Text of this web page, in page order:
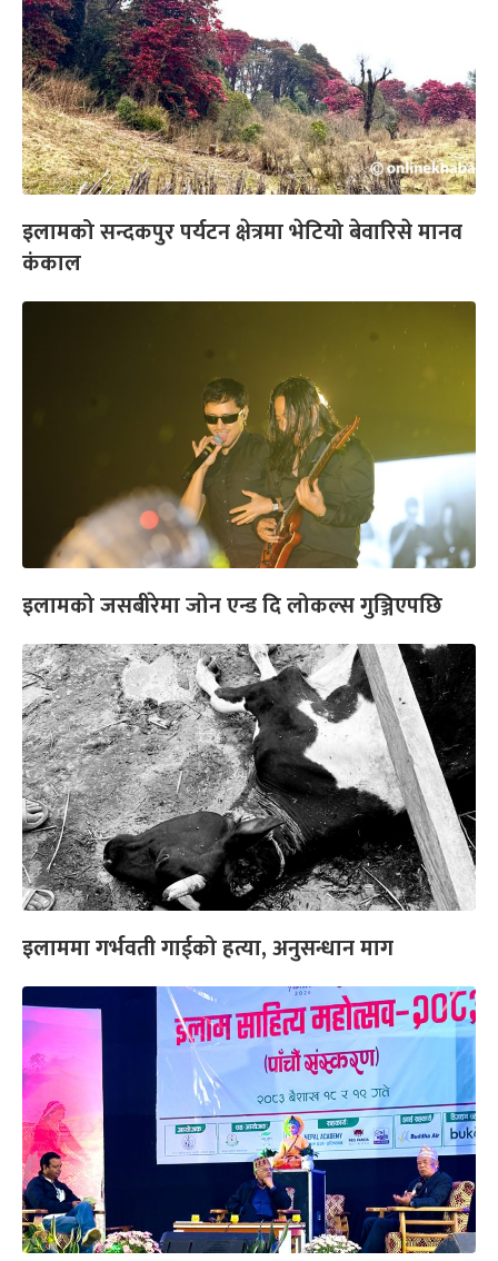
इलामको सन्दकपुर पर्यटन क्षेत्रमा भेटियो बेवारिसे मानव
कंकाल
इलामको जसबीरेमा जोन एन्ड दि लोकल्स गुञ्जिएपछि
इलाममा गर्भवती गाईको हत्या, अनुसन्धान माग